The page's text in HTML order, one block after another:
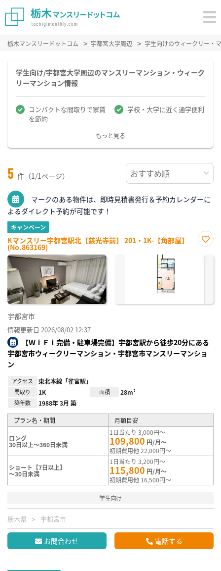
栃木マンスリードットコム 宇都宮大学周辺 学生向けのウィークリー・
学生向け/宇都宮大学周辺のマンスリーマンション・ウィーク
リーマンション情報
コンパクトな間取りで家賃
を節約
学校・大学に近く通学便利
もっと見る
5 件（1/1ページ）
マークのある物件は、即時見積書発行＆予約カレンダーに
よるダイレクト予約が可能です！
キャンペーン
Kマンスリー宇都宮駅北【慈光寺前】 201・1K-【角部屋】
(No.863169)
に入
宇都宮市
情報更新日 2026/08/02 12:37
【ＷｉＦｉ完備・駐車場完備】宇都宮駅から徒歩20分にある
宇都宮市ウィークリーマンション・宇都宮市マンスリーマンショ
ン
アクセス 東北本線「雀宮駅」
間取り 1K 面積 28m²
築年数 1988年 3月 築
プラン名・期間 月額目安
ロング
30日以上～360日未満
1日当たり 3,000円～
109,800 円/月～
初期費用他 22,000円～
ショート【7日以上】
～30日未満
1日当たり 3,200円～
115,800 円/月～
初期費用他 16,500円～
学生向け
栃木県 宇都宮市
お問合わせ 電話する